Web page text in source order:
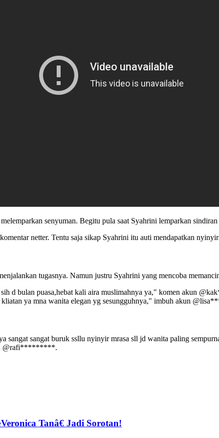
senyuman. Begitu pula saat Syahrini lemparkan sindiran
netter. Tentu saja sikap Syahrini itu auti mendapatkan
tugasnya. Namun justru Syahrini yang mencoba
d bulan puasa,hebat kali aira muslimahnya ya," komen akun
ya mna wanita elegan yg sesungguhnya," imbuh akun
sangat sangat buruk ssllu nyinyir mrasa sll jd wanita paling
@rafi*********.
Tanâ€ Jadi Sorotan!